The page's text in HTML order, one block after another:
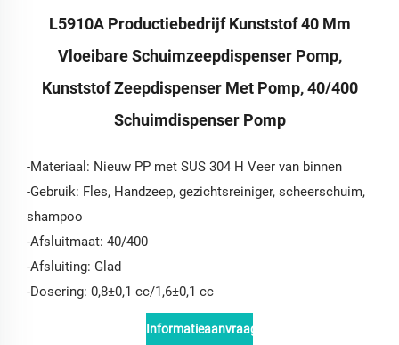
L5910A Productiebedrijf Kunststof 40 Mm
Vloeibare Schuimzeepdispenser Pomp,
Kunststof Zeepdispenser Met Pomp, 40/400
Schuimdispenser Pomp
-Materiaal: Nieuw PP met SUS 304 H Veer van binnen
-Gebruik: Fles, Handzeep, gezichtsreiniger, scheerschuim,
shampoo
-Afsluitmaat: 40/400
-Afsluiting: Glad
-Dosering: 0,8±0,1 cc/1,6±0,1 cc
Informatieaanvraag